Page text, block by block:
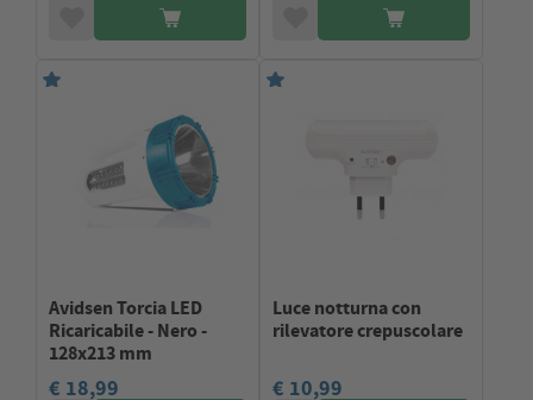
Avidsen Torcia LED
Ricaricabile - Nero -
128x213 mm
€ 18,99
Luce notturna con
rilevatore crepuscolare
€ 10,99